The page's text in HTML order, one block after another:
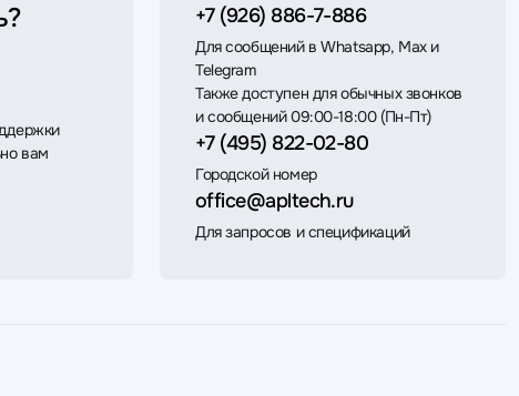
вам
+7 (926) 886-7-886
Для сообщений в Whatsapp, Max и
Telegram
Также доступен для обычных звонков
и сообщений 09:00-18:00 (Пн-Пт)
+7 (495) 822-02-80
Городской номер
office@apltech.ru
Для запросов и спецификаций